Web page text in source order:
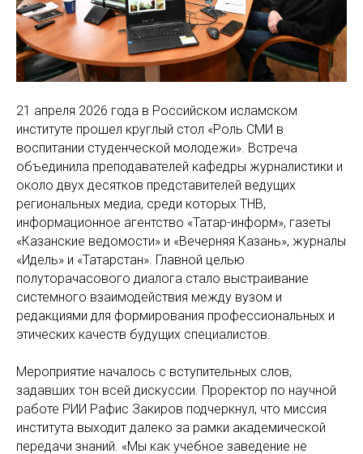
21 апреля 2026 года в Российском исламском
институте прошел круглый стол «Роль СМИ в
воспитании студенческой молодежи». Встреча
объединила преподавателей кафедры журналистики и
около двух десятков представителей ведущих
региональных медиа, среди которых ТНВ,
информационное агентство «Татар-информ», газеты
«Казанские ведомости» и «Вечерняя Казань», журналы
«Идель» и «Татарстан». Главной целью
полуторачасового диалога стало выстраивание
системного взаимодействия между вузом и
редакциями для формирования профессиональных и
этических качеств будущих специалистов.
Мероприятие началось с вступительных слов,
задавших тон всей дискуссии. Проректор по научной
работе РИИ Рафис Закиров подчеркнул, что миссия
института выходит далеко за рамки академической
передачи знаний. «Мы как учебное заведение не